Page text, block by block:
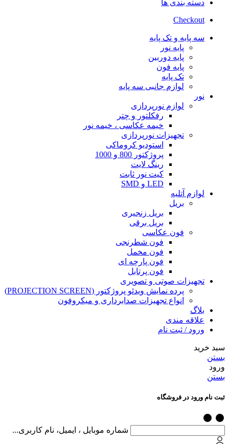
دسته بندی ها
Checkout
سه پایه و تک پایه
پایه نور
پایه دوربین
پایه فون
تک پایه
لوازم جانبی سه پایه
نور
لوازم نورپردازی
رفکلتور و چتر
خیمه عکاسی ، خیمه نور
تجهیزات نورپردازی
استودیو کروماکی
پروژکتور 800 و 1000
رینگ لایت
کیت نور ثابت
LED و SMD
لوازم آتلیه
بریل
بریل زنجیری
بریل برقی
فون عکاسی
فون شطرنجی
فون مخمل
فون پارچه ای
فون پرتابل
تجهیزات صوتی و تصویری
پرده نمایش ویدئو پروژکتور (PROJECTION SCREEN)
انواع تجهیزات صدابرداری و میکروفون
بلاگ
علاقه مندی
ورود / ثبت نام
سبد خرید
بستن
ورود
بستن
ثبت نام ورود در فروشگاه
شماره موبایل ، ایمیل، نام کاربری...